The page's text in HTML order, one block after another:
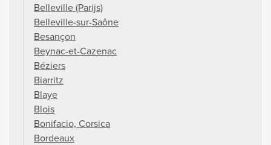
Belleville (Parijs)
Belleville-sur-Saône
Besançon
Beynac-et-Cazenac
Béziers
Biarritz
Blaye
Blois
Bonifacio, Corsica
Bordeaux